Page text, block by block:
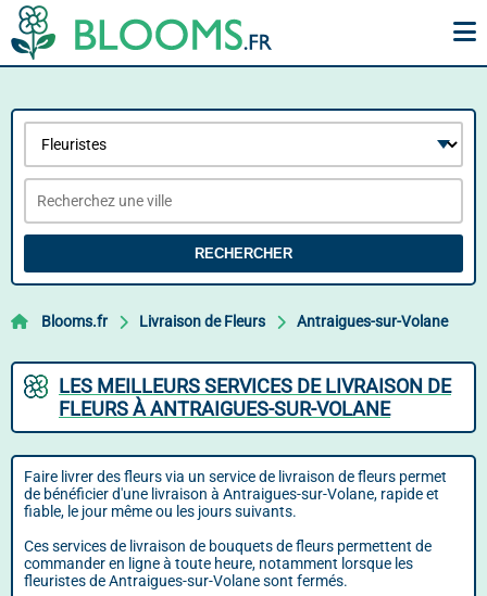
RECHERCHER
Blooms.fr Livraison de Fleurs Antraigues-sur-Volane
LES MEILLEURS SERVICES DE LIVRAISON DE
FLEURS À ANTRAIGUES-SUR-VOLANE
Faire livrer des fleurs via un service de livraison de fleurs permet
de bénéficier d'une livraison à Antraigues-sur-Volane, rapide et
fiable, le jour même ou les jours suivants.
Ces services de livraison de bouquets de fleurs permettent de
commander en ligne à toute heure, notamment lorsque les
fleuristes de Antraigues-sur-Volane sont fermés.